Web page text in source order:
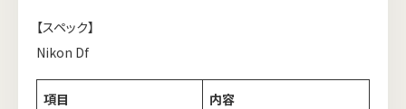
【スペック】
Nikon Df
項目 内容